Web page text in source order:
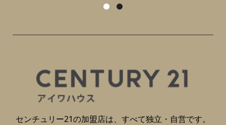
センチュリー21の加盟店は、すべて独立・自営です。